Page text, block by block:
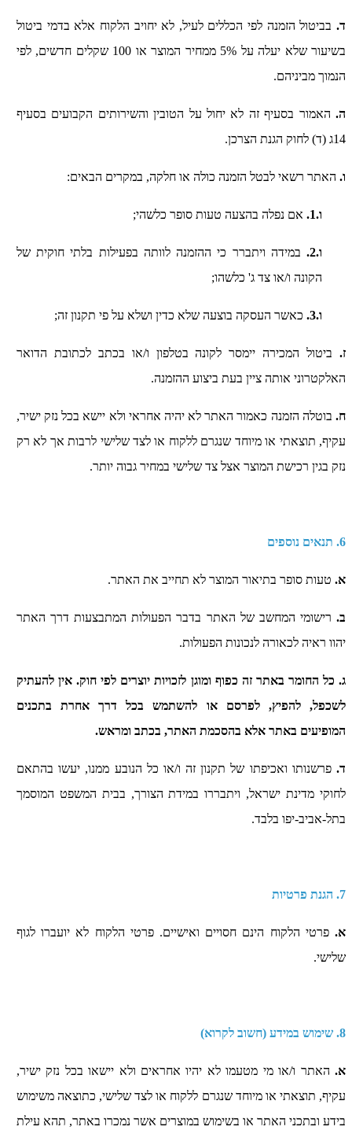
ד. בביטול הזמנה לפי הכללים לעיל, לא יחויב הלקוח אלא בדמי ביטול
בשיעור שלא יעלה על 5% ממחיר המוצר או 100 שקלים חדשים, לפי
הנמוך מביניהם.
ה. האמור בסעיף זה לא יחול על הטובין והשירותים הקבועים בסעיף
14ג (ד) לחוק הגנת הצרכן.
ו. האתר רשאי לבטל הזמנה כולה או חלקה, במקרים הבאים:
ו.1. אם נפלה בהצעה טעות סופר כלשהי;
ו.2.
במידה ויתברר כי ההזמנה לוותה בפעילות בלתי חוקית של
הקונה ו/או צד ג' כלשהו;
ו.3. כאשר העסקה בוצעה שלא כדין ושלא על פי תקנון זה;
ז. ביטול המכירה יימסר לקונה בטלפון ו/או בכתב לכתובת הדואר
האלקטרוני אותה ציין בעת ביצוע ההזמנה.
ח. בוטלה הזמנה כאמור האתר לא יהיה אחראי ולא יישא בכל נזק ישיר,
עקיף, תוצאתי או מיוחד שנגרם ללקוח או לצד שלישי לרבות אך לא רק
נזק בגין רכישת המוצר אצל צד שלישי במחיר גבוה יותר.
6. תנאים נוספים
א. טעות סופר בתיאור המוצר לא תחייב את האתר.
ב. רישומי המחשב של האתר בדבר הפעולות המתבצעות דרך האתר
יהוו ראיה לכאורה לנכונות הפעולות.
ג. כל החומר באתר זה כפוף ומוגן לזכויות יוצרים לפי חוק. אין להעתיק
לשכפל, להפיץ, לפרסם או להשתמש בכל דרך אחרת בתכנים
המופיעים באתר אלא בהסכמת האתר, בכתב ומראש.
ד. פרשנותו ואכיפתו של תקנון זה ו/או כל הנובע ממנו, יעשו בהתאם
לחוקי מדינת ישראל, ויתבררו במידת הצורך, בבית המשפט המוסמך
בתל-אביב-יפו בלבד.
7. הגנת פרטיות
א. פרטי הלקוח הינם חסויים ואישיים. פרטי הלקוח לא יועברו לגוף
שלישי.
8. שימוש במידע (חשוב לקרוא)
א. האתר ו/או מי מטעמו לא יהיו אחראים ולא יישאו בכל נזק ישיר,
עקיף, תוצאתי או מיוחד שנגרם ללקוח או לצד שלישי, כתוצאה משימוש
בידע ובתכני האתר או בשימוש במוצרים אשר נמכרו באתר, תהא עילת